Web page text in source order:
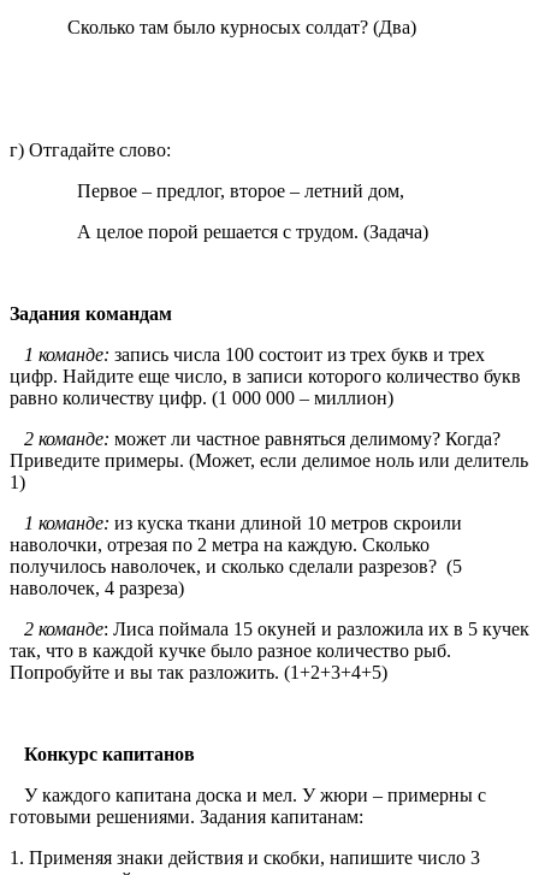
Сколько там было курносых солдат? (Два)
г) Отгадайте слово:
Первое – предлог, второе – летний дом,
А целое порой решается с трудом. (Задача)
Задания командам
1 команде: запись числа 100 состоит из трех букв и трех
цифр. Найдите еще число, в записи которого количество букв
равно количеству цифр. (1 000 000 – миллион)
2 команде: может ли частное равняться делимому? Когда?
Приведите примеры. (Может, если делимое ноль или делитель
1)
1 команде: из куска ткани длиной 10 метров скроили
наволочки, отрезая по 2 метра на каждую. Сколько
получилось наволочек, и сколько сделали разрезов? (5
наволочек, 4 разреза)
2 команде: Лиса поймала 15 окуней и разложила их в 5 кучек
так, что в каждой кучке было разное количество рыб.
Попробуйте и вы так разложить. (1+2+3+4+5)
Конкурс капитанов
У каждого капитана доска и мел. У жюри – примерны с
готовыми решениями. Задания капитанам:
1. Применяя знаки действия и скобки, напишите число 3